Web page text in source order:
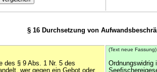
§ 16 Durchsetzung von
des § 9 Abs. 1 Nr. 5 des
wer gegen ein Gebot oder
(Text neue Fassung)
Ordnungswidrig